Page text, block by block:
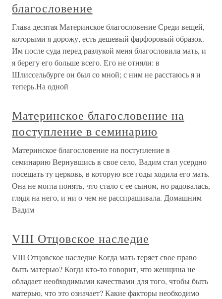
благословение
Глава десятая Материнское благословение Среди вещей,
которыми я дорожу, есть дешевый фарфоровый образок.
Им после суда перед разлукой меня благословила мать, и
я берегу его больше всего. Его не отняли: в
Шлиссельбурге он был со мной; с ним не расстаюсь я и
теперь.На одной
Материнское благословение на
поступление в семинарию
Материнское благословение на поступление в
семинарию Вернувшись в свое село, Вадим стал усердно
посещать ту церковь, в которую все годы ходила его мать.
Она не могла понять, что стало с ее сыном, но радовалась,
глядя на него, и ни о чем не расспрашивала. Домашним
Вадим
VIII Отцовское наследие
VIII Отцовское наследие Когда мать теряет свое право
быть матерью? Когда кто-то говорит, что женщина не
обладает необходимыми качествами для того, чтобы быть
матерью, что это означает? Какие факторы необходимо